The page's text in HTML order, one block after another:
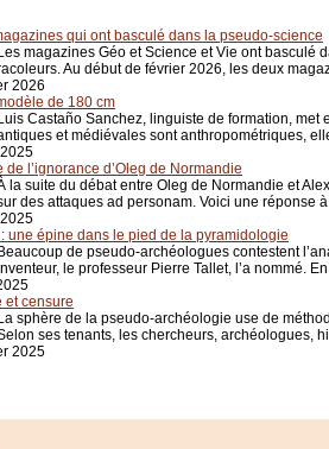
qui ont basculé dans la pseudo-science
magazines Géo et Science et Vie ont basculé
Au début de février 2026, les deux
2026
de 180 cm
Castaño Sanchez, linguiste de formation,
et médiévales sont anthropométriques,
de l’ignorance d’Oleg de Normandie
la suite du débat entre Oleg de Normandie et
des attaques ad personam. Voici une réponse
une épine dans le pied de la pyramidologie
de pseudo-archéologues contestent
le professeur Pierre Tallet, l’a nommé.
et censure
sphère de la pseudo-archéologie use de
ses tenants, les chercheurs, archéologues,
2025